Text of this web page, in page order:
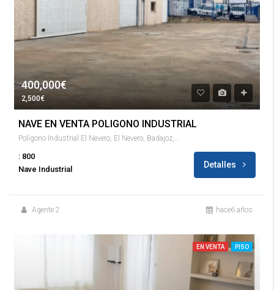
400,000€
2,500€
NAVE EN VENTA POLIGONO INDUSTRIAL
Polígono Industrial El Nevero, El Nevero, Badajoz, Tierra de Badajoz, Badajoz, Extremadura, España
: 800
Nave Industrial
Detalles
Agente 2 hace6 años
EN VENTA PISO